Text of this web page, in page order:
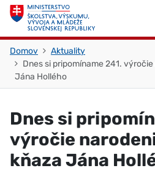
Skočiť na obsah
Domov
Aktuality
Dnes si pripomíname 241.
Jána Hollého
Dnes si
výročie
kňaza Jána
Skočiť na začiatok stránky